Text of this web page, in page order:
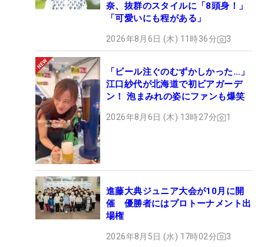
奈、抜群のスタイルに「8頭身！」
「可愛いにも程がある」
2026年8月6日 (木) 11時36分 3
「ビール注ぐのむずかしかった…」
江口紗代が北海道で初ビアガーデ
ン！ 泡まみれの姿にファンも爆笑
2026年8月6日 (木) 13時27分 1
進藤大典ジュニア大会が10月に開
催 優勝者にはプロトーナメント出
場権
2026年8月5日 (水) 17時02分 3